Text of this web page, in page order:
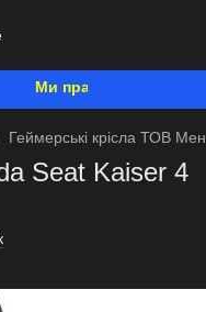
Ми працюємо. Все буде
Геймерські крісла ТОВ
Seat Kaiser 4